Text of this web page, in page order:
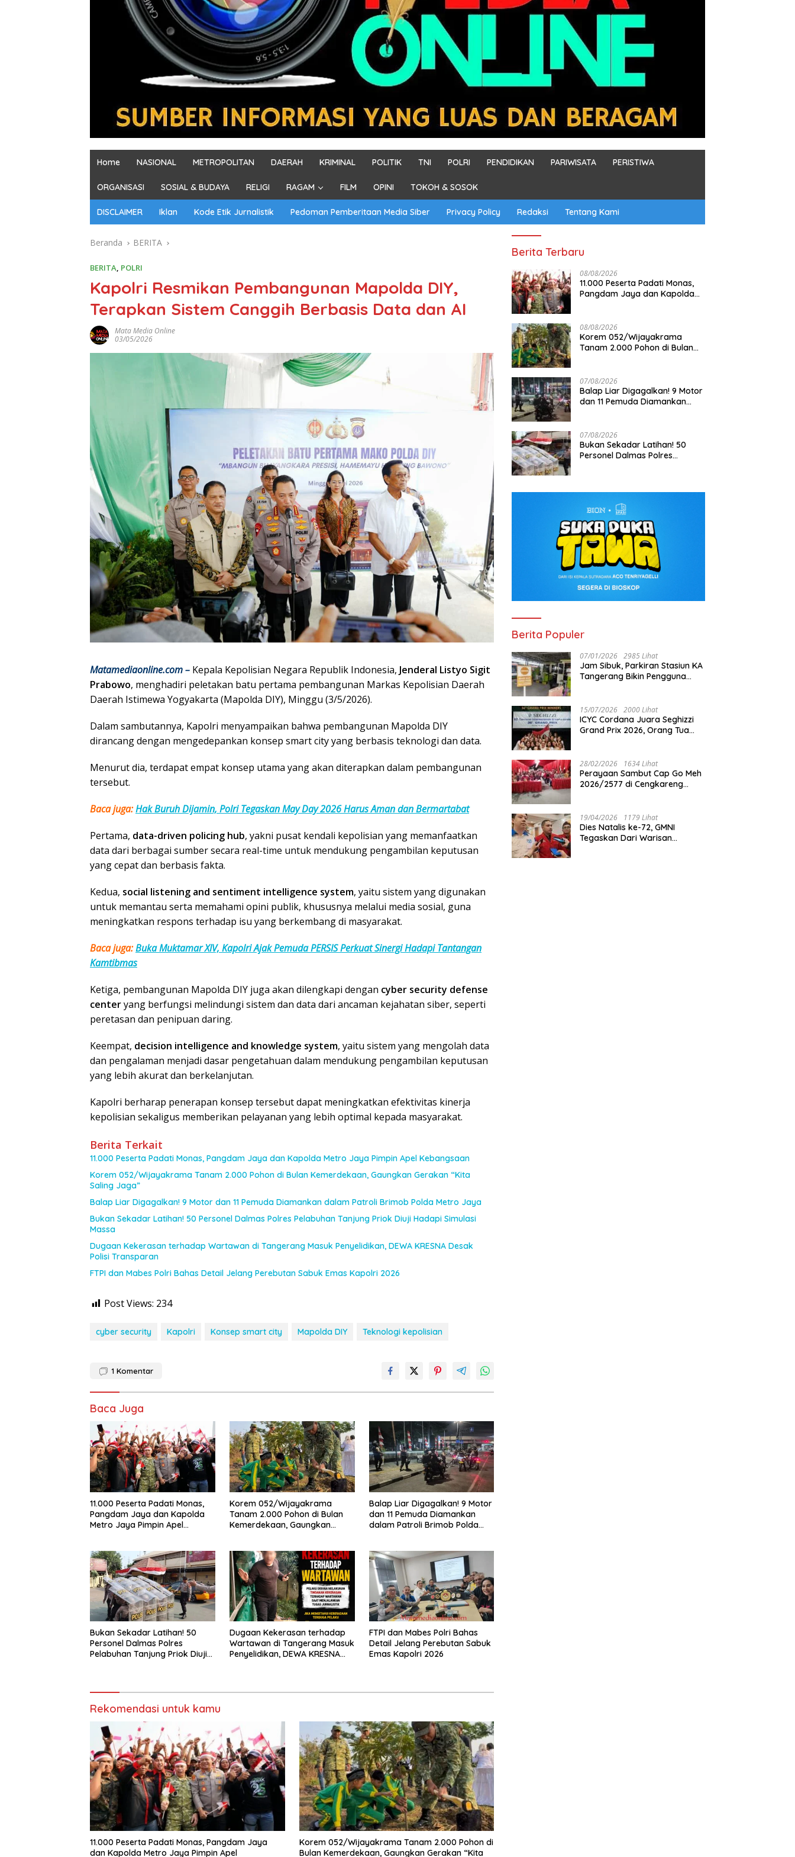
Home NASIONAL METROPOLITAN DAERAH KRIMINAL POLITIK TNI POLRI PENDIDIKAN PARIWISATA PERISTIWA
ORGANISASI SOSIAL & BUDAYA RELIGI RAGAM FILM OPINI TOKOH & SOSOK
DISCLAIMER Iklan Kode Etik Jurnalistik Pedoman Pemberitaan Media Siber Privacy Policy Redaksi Tentang Kami
Beranda BERITA
BERITA, POLRI
Kapolri Resmikan Pembangunan Mapolda DIY,
Terapkan Sistem Canggih Berbasis Data dan AI
Mata Media Online
03/05/2026
Matamediaonline.com – Kepala Kepolisian Negara Republik Indonesia, Jenderal Listyo Sigit
Prabowo, menghadiri peletakan batu pertama pembangunan Markas Kepolisian Daerah
Daerah Istimewa Yogyakarta (Mapolda DIY), Minggu (3/5/2026).
Dalam sambutannya, Kapolri menyampaikan bahwa pembangunan Mapolda DIY
dirancang dengan mengedepankan konsep smart city yang berbasis teknologi dan data.
Menurut dia, terdapat empat konsep utama yang akan diterapkan dalam pembangunan
tersebut.
Baca juga:Hak Buruh Dijamin, Polri Tegaskan May Day 2026 Harus Aman dan Bermartabat
Pertama, data-driven policing hub, yakni pusat kendali kepolisian yang memanfaatkan
data dari berbagai sumber secara real-time untuk mendukung pengambilan keputusan
yang cepat dan berbasis fakta.
Kedua, social listening and sentiment intelligence system, yaitu sistem yang digunakan
untuk memantau serta memahami opini publik, khususnya melalui media sosial, guna
meningkatkan respons terhadap isu yang berkembang di masyarakat.
Baca juga:Buka Muktamar XIV, Kapolri Ajak Pemuda PERSIS Perkuat Sinergi Hadapi Tantangan
Kamtibmas
Ketiga, pembangunan Mapolda DIY juga akan dilengkapi dengan cyber security defense
centeryang berfungsi melindungi sistem dan data dari ancaman kejahatan siber, seperti
peretasan dan penipuan daring.
Keempat, decision intelligence and knowledge system, yaitu sistem yang mengolah data
dan pengalaman menjadi dasar pengetahuan dalam mendukung pengambilan keputusan
yang lebih akurat dan berkelanjutan.
Kapolri berharap penerapan konsep tersebut dapat meningkatkan efektivitas kinerja
kepolisian sekaligus memberikan pelayanan yang lebih optimal kepada masyarakat.
Berita Terkait
11.000 Peserta Padati Monas, Pangdam Jaya dan Kapolda Metro Jaya Pimpin Apel Kebangsaan
Korem 052/Wijayakrama Tanam 2.000 Pohon di Bulan Kemerdekaan, Gaungkan Gerakan “Kita
Saling Jaga”
Balap Liar Digagalkan! 9 Motor dan 11 Pemuda Diamankan dalam Patroli Brimob Polda Metro Jaya
Bukan Sekadar Latihan! 50 Personel Dalmas Polres Pelabuhan Tanjung Priok Diuji Hadapi Simulasi
Massa
Dugaan Kekerasan terhadap Wartawan di Tangerang Masuk Penyelidikan, DEWA KRESNA Desak
Polisi Transparan
FTPI dan Mabes Polri Bahas Detail Jelang Perebutan Sabuk Emas Kapolri 2026
Post Views: 234
cyber security Kapolri Konsep smart city Mapolda DIY Teknologi kepolisian
1 Komentar
Baca Juga
11.000 Peserta Padati Monas,
Pangdam Jaya dan Kapolda
Metro Jaya Pimpin Apel
Korem 052/Wijayakrama
Tanam 2.000 Pohon di Bulan
Kemerdekaan, Gaungkan
Balap Liar Digagalkan! 9 Motor
dan 11 Pemuda Diamankan
dalam Patroli Brimob Polda
Bukan Sekadar Latihan! 50
Personel Dalmas Polres
Pelabuhan Tanjung Priok Diuji
Dugaan Kekerasan terhadap
Wartawan di Tangerang Masuk
Penyelidikan, DEWA KRESNA
FTPI dan Mabes Polri Bahas
Detail Jelang Perebutan Sabuk
Emas Kapolri 2026
Rekomendasi untuk kamu
11.000 Peserta Padati Monas, Pangdam Jaya
dan Kapolda Metro Jaya Pimpin Apel
Korem 052/Wijayakrama Tanam 2.000 Pohon di
Bulan Kemerdekaan, Gaungkan Gerakan “Kita
Berita Terbaru
08/08/2026
11.000 Peserta Padati Monas,
Pangdam Jaya dan Kapolda
08/08/2026
Korem 052/Wijayakrama
Tanam 2.000 Pohon di Bulan
07/08/2026
Balap Liar Digagalkan! 9 Motor
dan 11 Pemuda Diamankan
07/08/2026
Bukan Sekadar Latihan! 50
Personel Dalmas Polres
Berita Populer
07/01/2026 2985 Lihat
Jam Sibuk, Parkiran Stasiun KA
Tangerang Bikin Pengguna
15/07/2026 2000 Lihat
ICYC Cordana Juara Seghizzi
Grand Prix 2026, Orang Tua
Indonesia
28/02/2026 1634 Lihat
Perayaan Sambut Cap Go Meh
2026/2577 di Cengkareng
Harmoni
19/04/2026 1179 Lihat
Dies Natalis ke-72, GMNI
Tegaskan Dari Warisan